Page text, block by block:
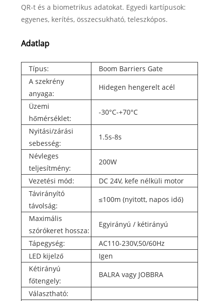
QR-t és a biometrikus adatokat. Egyedi kartípusok:
egyenes, kerítés, összecsukható, teleszkópos.
Adatlap
Típus:
Boom Barriers Gate
A szekrény
anyaga:
Hidegen hengerelt acél
Üzemi
hőmérséklet:
-30°C-+70°C
Nyitási/zárási
sebesség:
1.5s-8s
Névleges
teljesítmény:
200W
Vezetési mód:
DC 24V, kefe nélküli motor
Távirányító
távolság:
≤100m (nyitott, napos idő)
Maximális
szórókeret hossza:
Egyirányú / kétirányú
Tápegység:
AC110-230V,50/60Hz
LED kijelző
Igen
Kétirányú
főtengely:
BALRA vagy JOBBRA
Választható: